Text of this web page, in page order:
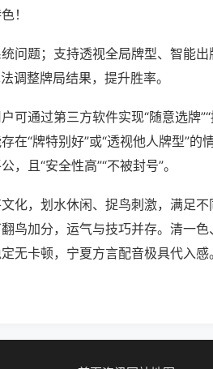
！
问题；支持透视全局牌型、智能
调整牌局结果，提升胜率。
可通过第三方软件实现“随意选牌”“
在“牌特别好”或“透视他人牌型”的
且“安全性高”“不被封号”。
化，划水休闲、捉鸟刺激，满足
鸟加分，运气与技巧并存。清一
无卡顿，宁夏方言配音极具代入